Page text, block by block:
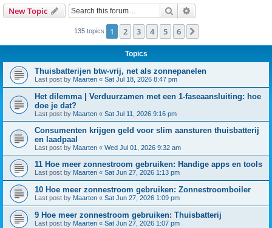
New Topic Search
135 topics 1 2 3 4 5 6
Topics
Thuisbatterijen btw-vrij, net als zonnepanelen
Last post by Maarten « Sat Jul 18, 2026 8:47 pm
Het dilemma | Verduurzamen met een 1-faseaansluiting: hoe
doe je dat?
Last post by Maarten « Sat Jul 11, 2026 9:16 pm
Consumenten krijgen geld voor slim aansturen thuisbatterij
en laadpaal
Last post by Maarten « Wed Jul 01, 2026 9:32 am
11 Hoe meer zonnestroom gebruiken: Handige apps en tools
Last post by Maarten « Sat Jun 27, 2026 1:13 pm
10 Hoe meer zonnestroom gebruiken: Zonnestroomboiler
Last post by Maarten « Sat Jun 27, 2026 1:09 pm
9 Hoe meer zonnestroom gebruiken: Thuisbatterij
Last post by Maarten « Sat Jun 27, 2026 1:07 pm